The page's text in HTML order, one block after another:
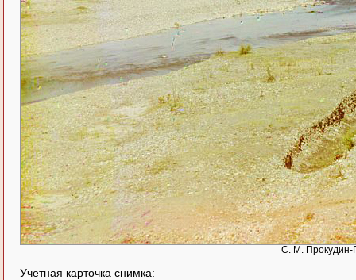
С. М. Прокудин-
Учетная карточка снимка: